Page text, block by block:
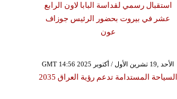
استقبال رسمي لقداسة البابا لاون الرابع
عشر في بيروت بحضور الرئيس جوزاف
عون
GMT 14:56 2025 الأحد ,19 تشرين الأول / أكتوبر
السياحة المستدامة تدعم رؤية العراق 2035